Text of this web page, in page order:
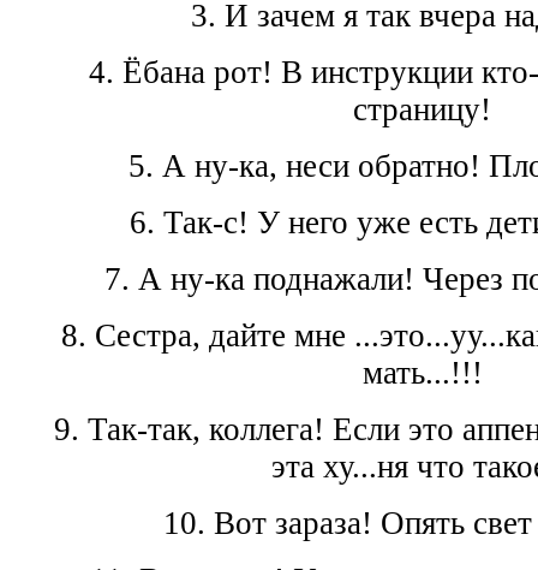
3. И зачем я так вчера
4. Ёбана рот! В инструкции
страницу!
5. А ну-ка, неси обратно!
6. Так-с! У него уже есть
7. А ну-ка поднажали! Через
8. Сестра, дайте мне
мать...!!!
9. Так-так, коллега! Если это
эта ху...ня что
10. Вот зараза! Опять